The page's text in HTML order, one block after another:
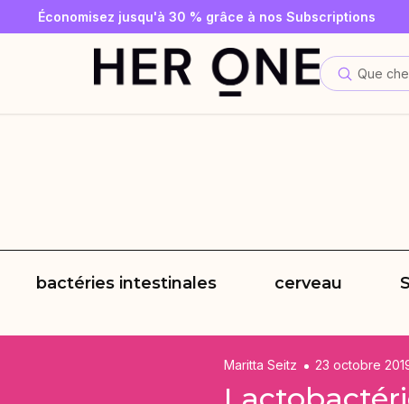
» gratuite à partir de 69 € d'achat minimum – dans la limite
vous dès maintenant à la newsletter et recevez un bon
Économisez jusqu'à 30 % grâce à nos Subscriptions
Que
bactéries intestinales cerveau
Maritta Seitz 23 octobre